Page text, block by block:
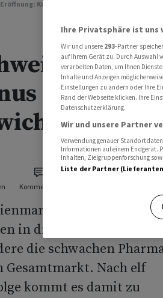
Klares Minus - Pharma-
- Pharma-
Kommentare
ist am
in die Sitzung gestartet.
die schwachen
Gesamtmarkt. Nach elf
kommt es damit zu
Ihre Privatsphäre ist uns
Wir und unsere 293-Partner
auf Ihrem Gerät zu. Durch Auswahl
verarbeiten Daten, um Ihnen
Inhalte und Anzeigen
Einstellungen zu ändern oder Ihre
Rand der Webseite klicken. Ihre
Datenschutzerklärung.
Wir und unsere Partner
Verwendung genauer
Informationen auf einem Endgerät.
Inhalten, Zielgruppenforschung
Liste der Partner